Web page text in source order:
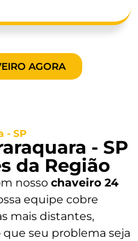
AGORA
- SP
- SP
da Região
nosso chaveiro 24
equipe cobre
mais distantes,
seu problema seja